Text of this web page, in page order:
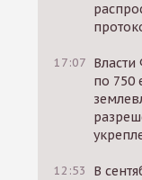
17:07 Власти
по 750
12:53
В